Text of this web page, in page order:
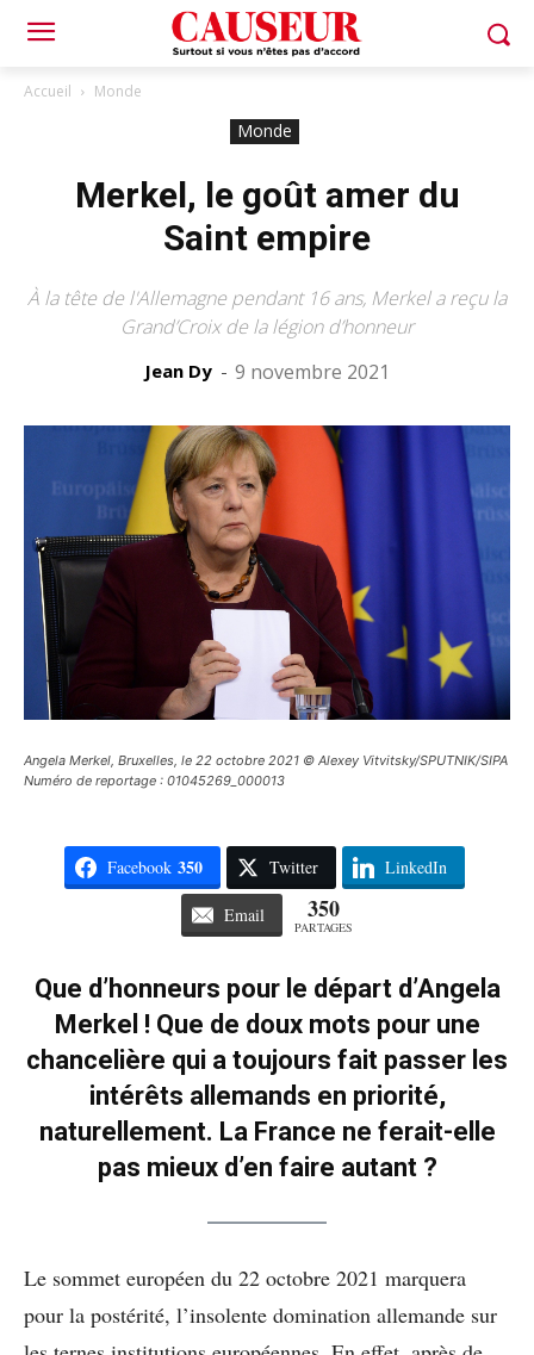
Accueil Monde
Monde
Merkel, le goût amer du
Saint empire
À la tête de l'Allemagne pendant 16 ans, Merkel a reçu la
Grand’Croix de la légion d’honneur
Jean Dy - 9 novembre 2021
Angela Merkel, Bruxelles, le 22 octobre 2021 © Alexey Vitvitsky/SPUTNIK/SIPA
Numéro de reportage : 01045269_000013
Facebook 350 Twitter LinkedIn
Email 350
PARTAGES
Que d’honneurs pour le départ d’Angela
Merkel ! Que de doux mots pour une
chancelière qui a toujours fait passer les
intérêts allemands en priorité,
naturellement. La France ne ferait-elle
pas mieux d’en faire autant ?
Le sommet européen du 22 octobre 2021 marquera
pour la postérité, l’insolente domination allemande sur